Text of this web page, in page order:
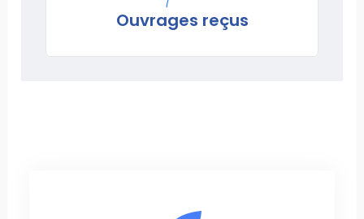
Ouvrages reçus